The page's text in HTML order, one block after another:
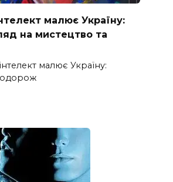
малює Україну:
на мистецтво та
малює Україну: